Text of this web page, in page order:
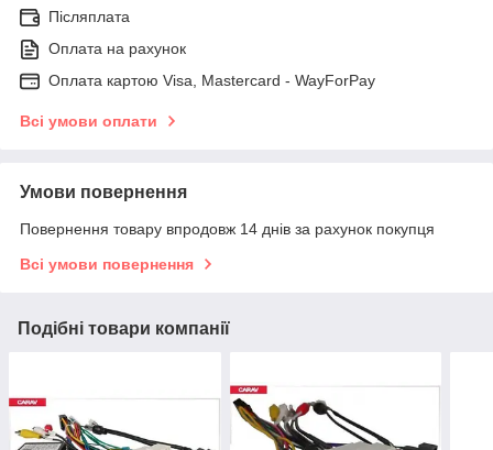
Післяплата
Оплата на рахунок
Оплата картою Visa, Mastercard - WayForPay
Всі умови оплати
Умови повернення
Повернення товару впродовж 14 днів за рахунок покупця
Всі умови повернення
Подібні товари компанії